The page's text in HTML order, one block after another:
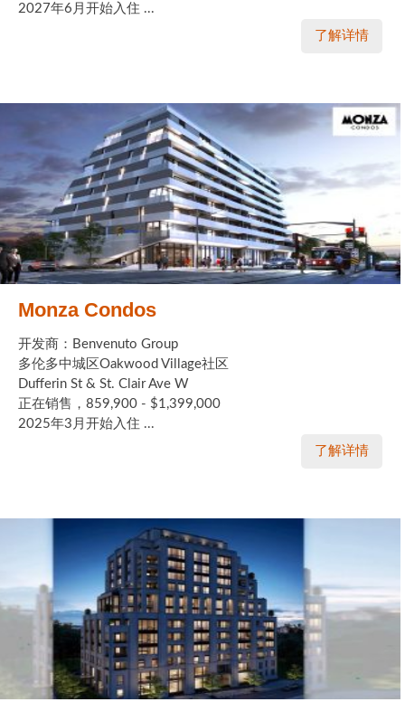
2027年6月开始入住 ...
了解详情
Monza Condos
开发商：Benvenuto Group
多伦多中城区Oakwood Village社区
Dufferin St & St. Clair Ave W
正在销售，859,900 - $1,399,000
2025年3月开始入住 ...
了解详情